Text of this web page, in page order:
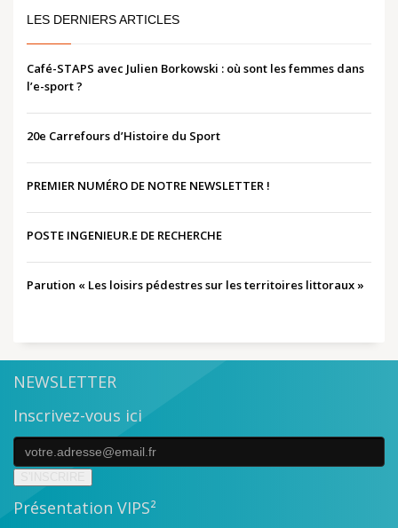
LES DERNIERS ARTICLES
Café-STAPS avec Julien Borkowski : où sont les femmes dans
l’e-sport ?
20e Carrefours d’Histoire du Sport
PREMIER NUMÉRO DE NOTRE NEWSLETTER !
POSTE INGENIEUR.E DE RECHERCHE
Parution « Les loisirs pédestres sur les territoires littoraux »
NEWSLETTER
Inscrivez-vous ici
Présentation VIPS²